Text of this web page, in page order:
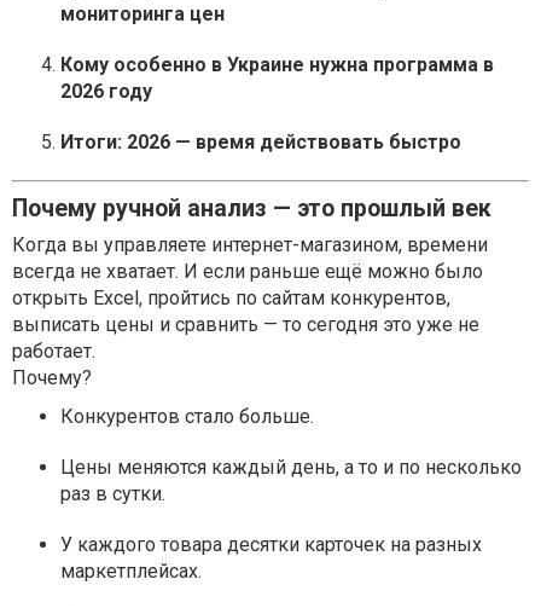
мониторинга цен
Кому особенно в Украине нужна программа в
2026 году
Итоги: 2026 — время действовать быстро
Почему ручной анализ — это прошлый век
Когда вы управляете интернет-магазином, времени
всегда не хватает. И если раньше ещё можно было
открыть Excel, пройтись по сайтам конкурентов,
выписать цены и сравнить — то сегодня это уже не
работает.
Почему?
Конкурентов стало больше.
Цены меняются каждый день, а то и по несколько
раз в сутки.
У каждого товара десятки карточек на разных
маркетплейсах.